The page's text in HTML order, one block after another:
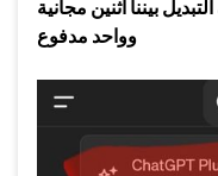
بيننا اثنين مجانية
وواحد مدفوع